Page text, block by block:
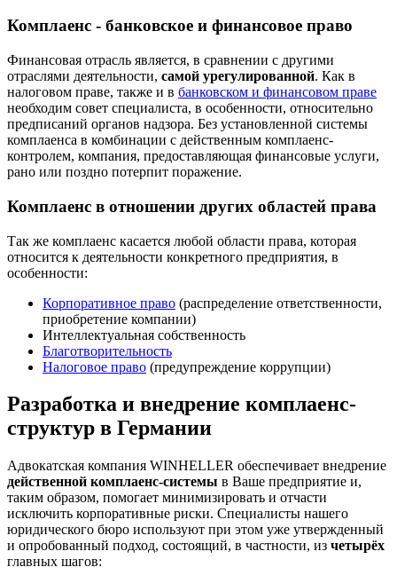
Комплаенс - банковское и финансовое право
Финансовая отрасль является, в сравнении с другими
отраслями деятельности, самой урегулированной. Как в
налоговом праве, также и в банковском и финансовом праве
необходим совет специалиста, в особенности, относительно
предписаний органов надзора. Без установленной системы
комплаенса в комбинации с действенным комплаенс-
контролем, компания, предоставляющая финансовые услуги,
рано или поздно потерпит поражение.
Комплаенс в отношении других областей права
Так же комплаенс касается любой области права, которая
относится к деятельности конкретного предприятия, в
особенности:
Корпоративное право (распределение ответственности,
приобретение компании)
Интеллектуальная собственность
Благотворительность
Налоговое право (предупреждение коррупции)
Разработка и внедрение комплаенс-
структур в Германии
Адвокатская компания WINHELLER обеспечивает внедрение
действенной комплаенс-системы в Ваше предприятие и,
таким образом, помогает минимизировать и отчасти
исключить корпоративные риски. Специалисты нашего
юридического бюро используют при этом уже утвержденный
и опробованный подход, состоящий, в частности, из четырёх
главных шагов: